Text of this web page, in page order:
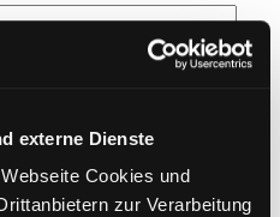
externe Dienste
Cookies und
zur Verarbeitung